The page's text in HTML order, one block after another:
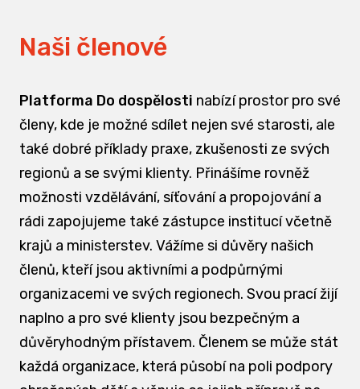
Naši členové
Platforma Do dospělosti nabízí prostor pro své
členy, kde je možné sdílet nejen své starosti, ale
také dobré příklady praxe, zkušenosti ze svých
regionů a se svými klienty. Přinášíme rovněž
možnosti vzdělávání, síťování a propojování a
rádi zapojujeme také zástupce institucí včetně
krajů a ministerstev. Vážíme si důvěry našich
členů, kteří jsou aktivními a podpůrnými
organizacemi ve svých regionech. Svou prací žijí
naplno a pro své klienty jsou bezpečným a
důvěryhodným přístavem. Členem se může stát
každá organizace, která působí na poli podpory